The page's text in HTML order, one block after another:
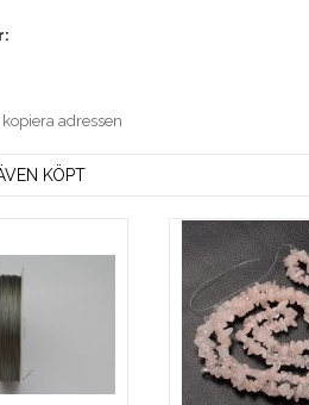
adressen
KÖPT